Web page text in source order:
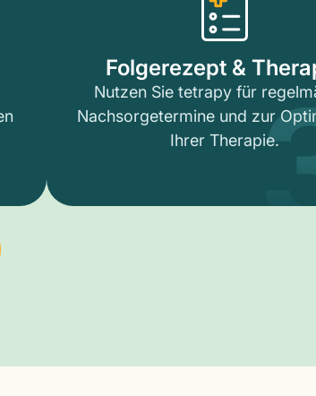
Folgerezept &
Nutzen Sie tetrapy für
Nachsorgetermine und zur
Ihrer Therapie.